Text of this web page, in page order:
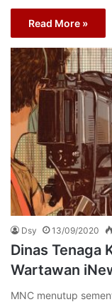
Read More »
Dsy 13/09/2020
Dinas Tenaga
Wartawan
MNC menutup